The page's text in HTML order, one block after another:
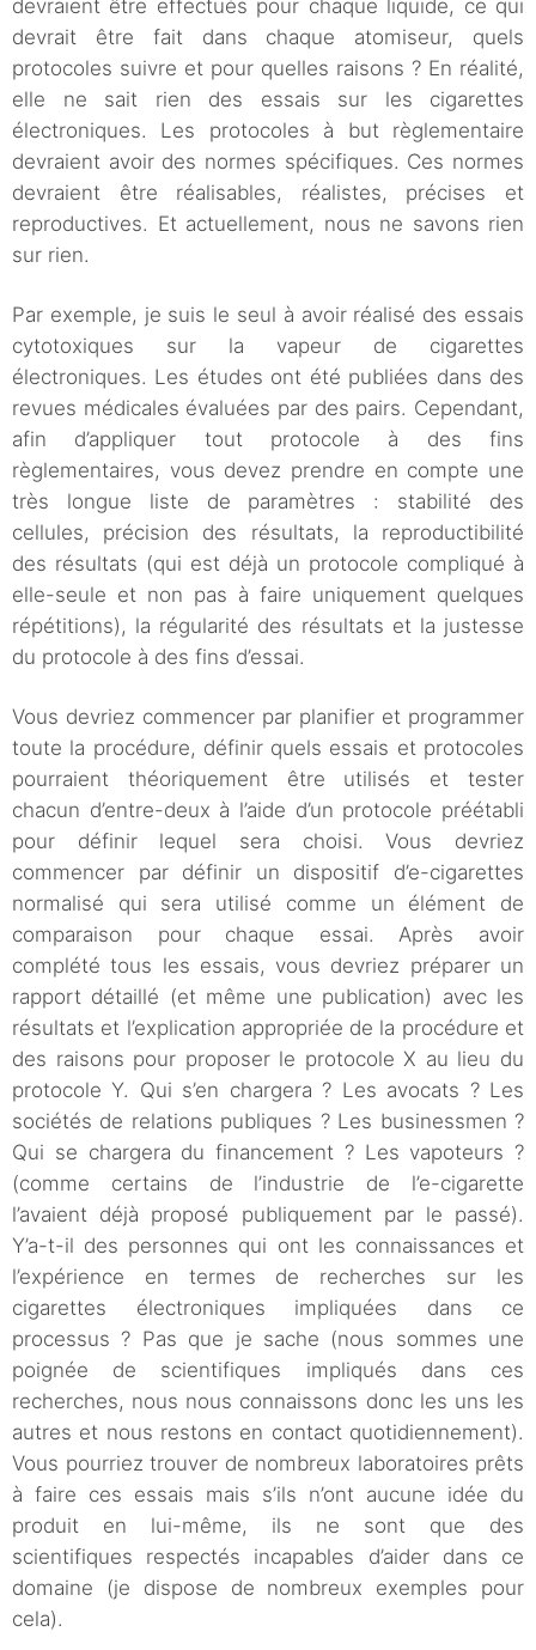
devraient être effectués pour chaque liquide, ce qui
devrait être fait dans chaque atomiseur, quels
protocoles suivre et pour quelles raisons ? En réalité,
elle ne sait rien des essais sur les cigarettes
électroniques. Les protocoles à but règlementaire
devraient avoir des normes spécifiques. Ces normes
devraient être réalisables, réalistes, précises et
reproductives. Et actuellement, nous ne savons rien
sur rien.
Par exemple, je suis le seul à avoir réalisé des essais
cytotoxiques sur la vapeur de cigarettes
électroniques. Les études ont été publiées dans des
revues médicales évaluées par des pairs. Cependant,
afin d’appliquer tout protocole à des fins
règlementaires, vous devez prendre en compte une
très longue liste de paramètres : stabilité des
cellules, précision des résultats, la reproductibilité
des résultats (qui est déjà un protocole compliqué à
elle-seule et non pas à faire uniquement quelques
répétitions), la régularité des résultats et la justesse
du protocole à des fins d’essai.
Vous devriez commencer par planifier et programmer
toute la procédure, définir quels essais et protocoles
pourraient théoriquement être utilisés et tester
chacun d’entre-deux à l’aide d’un protocole préétabli
pour définir lequel sera choisi. Vous devriez
commencer par définir un dispositif d’e-cigarettes
normalisé qui sera utilisé comme un élément de
comparaison pour chaque essai. Après avoir
complété tous les essais, vous devriez préparer un
rapport détaillé (et même une publication) avec les
résultats et l’explication appropriée de la procédure et
des raisons pour proposer le protocole X au lieu du
protocole Y. Qui s’en chargera ? Les avocats ? Les
sociétés de relations publiques ? Les businessmen ?
Qui se chargera du financement ? Les vapoteurs ?
(comme certains de l’industrie de l’e-cigarette
l’avaient déjà proposé publiquement par le passé).
Y’a-t-il des personnes qui ont les connaissances et
l’expérience en termes de recherches sur les
cigarettes électroniques impliquées dans ce
processus ? Pas que je sache (nous sommes une
poignée de scientifiques impliqués dans ces
recherches, nous nous connaissons donc les uns les
autres et nous restons en contact quotidiennement).
Vous pourriez trouver de nombreux laboratoires prêts
à faire ces essais mais s’ils n’ont aucune idée du
produit en lui-même, ils ne sont que des
scientifiques respectés incapables d’aider dans ce
domaine (je dispose de nombreux exemples pour
cela).